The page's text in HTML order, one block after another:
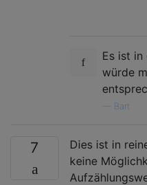
Es ist in
würde
Bart
7
Dies ist in
keine